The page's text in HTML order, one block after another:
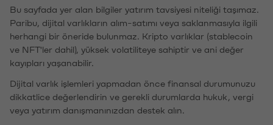
Bu sayfada yer alan bilgiler yatırım tavsiyesi niteliği taşımaz.
Paribu, dijital varlıkların alım-satımı veya saklanmasıyla ilgili
herhangi bir öneride bulunmaz. Kripto varlıklar (stablecoin
ve NFT'ler dahil), yüksek volatiliteye sahiptir ve ani değer
kayıpları yaşanabilir.
Dijital varlık işlemleri yapmadan önce finansal durumunuzu
dikkatlice değerlendirin ve gerekli durumlarda hukuk, vergi
veya yatırım danışmanınızdan destek alın.